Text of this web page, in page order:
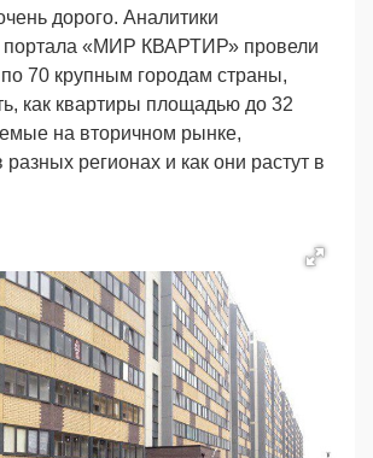
дорого. Аналитики
портала «МИР КВАРТИР» провели
70 крупным городам страны,
как квартиры площадью до 32
на вторичном рынке,
регионах и как они растут в